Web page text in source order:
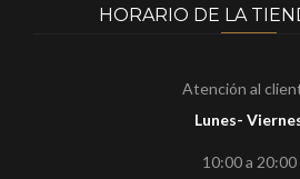
HORARIO DE LA
Atención al
Lunes-
10:00 a 20:00